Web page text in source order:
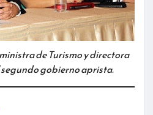
de Turismo y directora
gobierno aprista.